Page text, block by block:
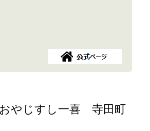
やじすし一喜 寺田町